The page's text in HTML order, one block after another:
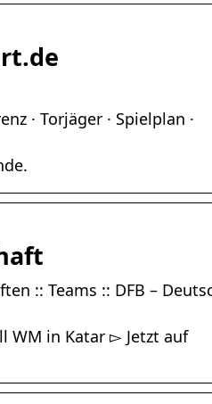
· Torjäger · Spielplan ·
:: Teams :: DFB –
WM in Katar ▻ Jetzt auf